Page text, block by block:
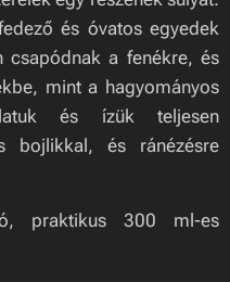
és óvatos egyedek
csapódnak a fenékre, és
mint a hagyományos
és ízük teljesen
bojlikkal, és ránézésre
praktikus 300 ml-es